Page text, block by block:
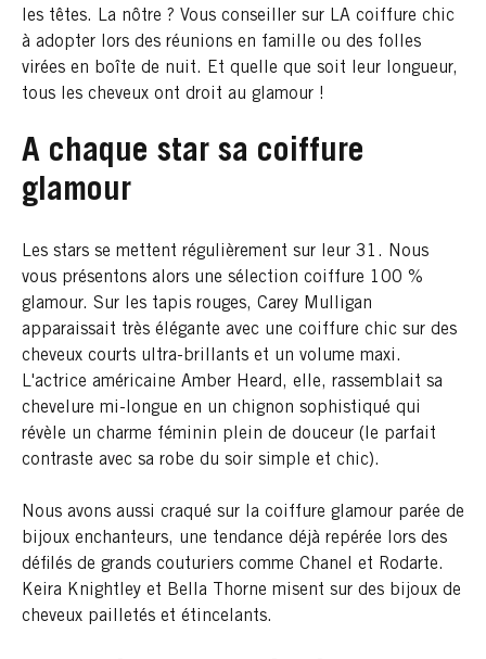
les têtes. La nôtre ? Vous conseiller sur LA coiffure chic
à adopter lors des réunions en famille ou des folles
virées en boîte de nuit. Et quelle que soit leur longueur,
tous les cheveux ont droit au glamour !
A chaque star sa coiffure
glamour
Les stars se mettent régulièrement sur leur 31. Nous
vous présentons alors une sélection coiffure 100 %
glamour. Sur les tapis rouges, Carey Mulligan
apparaissait très élégante avec une coiffure chic sur des
cheveux courts ultra-brillants et un volume maxi.
L'actrice américaine Amber Heard, elle, rassemblait sa
chevelure mi-longue en un chignon sophistiqué qui
révèle un charme féminin plein de douceur (le parfait
contraste avec sa robe du soir simple et chic).
Nous avons aussi craqué sur la coiffure glamour parée de
bijoux enchanteurs, une tendance déjà repérée lors des
défilés de grands couturiers comme Chanel et Rodarte.
Keira Knightley et Bella Thorne misent sur des bijoux de
cheveux pailletés et étincelants.